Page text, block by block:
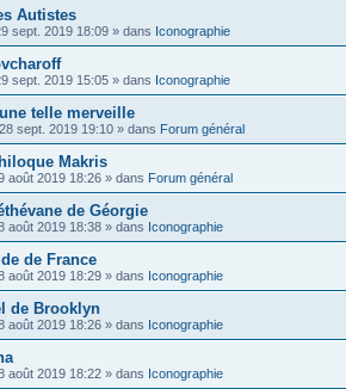
Autistes
sept. 2019 18:09 » dans Iconographie
sept. 2019 15:05 » dans Iconographie
telle merveille
sept. 2019 19:10 » dans Forum général
Makris
août 2019 18:26 » dans Forum général
de Géorgie
août 2019 18:38 » dans Iconographie
de France
août 2019 18:29 » dans Iconographie
de Brooklyn
août 2019 18:26 » dans Iconographie
août 2019 18:22 » dans Iconographie